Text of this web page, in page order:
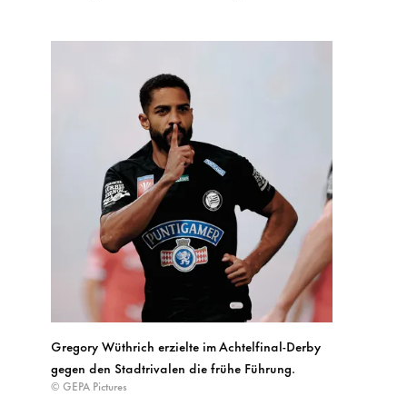
Gregory Wüthrich erzielte im Achtelfinal-Derby
gegen den Stadtrivalen die frühe Führung.
© GEPA Pictures